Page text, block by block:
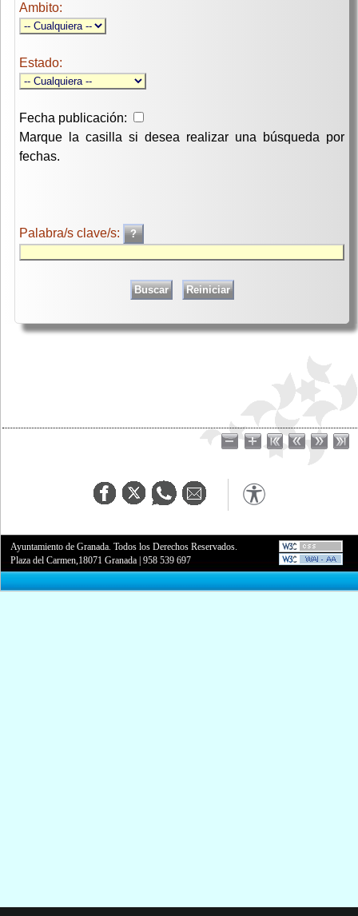
Ambito:
Estado:
Fecha publicación:
Marque la casilla si desea realizar una búsqueda por
fechas.
Palabra/s clave/s:
Ayuntamiento de Granada. Todos los Derechos Reservados.
Plaza del Carmen,18071 Granada |958 539 697